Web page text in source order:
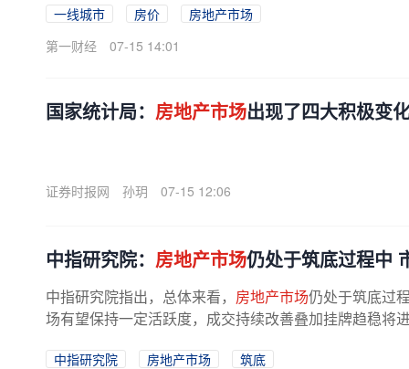
一线城市 房价
房地产市场
第一财经
07-15 14:01
国家统计局： 房地产市场出现了四大积极变
证券时报网 孙玥 07-15 12:06
中指研究院： 房地产市场仍处于筑底过程中
中指研究院指出，总体来看， 房地产市场仍处于筑底过
场有望保持一定活跃度，成交持续改善叠加挂牌趋稳将
中指研究院 房地产市场
筑底